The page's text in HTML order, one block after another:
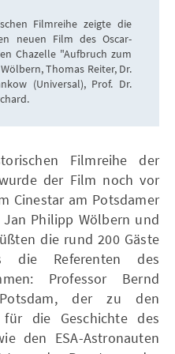
Filmreihe zeigte die
neuen Film des Oscar-
Chazelle "Aufbruch zum
Thomas Reiter, Dr.
(Universal), Prof. Dr.
Filmreihe der
der Film noch vor
Cinestar am Potsdamer
Philipp Wölbern und
die rund 200 Gäste
die Referenten des
Professor Bernd
der zu den
für die Geschichte des
den ESA-Astronauten